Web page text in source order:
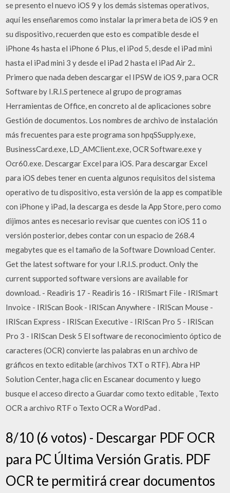
se presento el nuevo iOS 9 y los demás sistemas operativos,
aquí les enseñaremos como instalar la primera beta de iOS 9 en
su dispositivo, recuerden que esto es compatible desde el
iPhone 4s hasta el iPhone 6 Plus, el iPod 5, desde el iPad mini
hasta el iPad mini 3 y desde el iPad 2 hasta el iPad Air 2..
Primero que nada deben descargar el IPSW de iOS 9, para OCR
Software by I.R.I.S pertenece al grupo de programas
Herramientas de Office, en concreto al de aplicaciones sobre
Gestión de documentos. Los nombres de archivo de instalación
más frecuentes para este programa son hpqSSupply.exe,
BusinessCard.exe, LD_AMClient.exe, OCR Software.exe y
Ocr60.exe. Descargar Excel para iOS. Para descargar Excel
para iOS debes tener en cuenta algunos requisitos del sistema
operativo de tu dispositivo, esta versión de la app es compatible
con iPhone y iPad, la descarga es desde la App Store, pero como
dijimos antes es necesario revisar que cuentes con iOS 11 o
versión posterior, debes contar con un espacio de 268.4
megabytes que es el tamaño de la Software Download Center.
Get the latest software for your I.R.I.S. product. Only the
current supported software versions are available for
download. - Readiris 17 - Readiris 16 - IRISmart File - IRISmart
Invoice - IRIScan Book - IRIScan Anywhere - IRIScan Mouse -
IRIScan Express - IRIScan Executive - IRIScan Pro 5 - IRIScan
Pro 3 - IRIScan Desk 5 El software de reconocimiento óptico de
caracteres (OCR) convierte las palabras en un archivo de
gráficos en texto editable (archivos TXT o RTF). Abra HP
Solution Center, haga clic en Escanear documento y luego
busque el acceso directo a Guardar como texto editable , Texto
OCR a archivo RTF o Texto OCR a WordPad .
8/10 (6 votos) - Descargar PDF OCR
para PC Última Versión Gratis. PDF
OCR te permitirá crear documentos